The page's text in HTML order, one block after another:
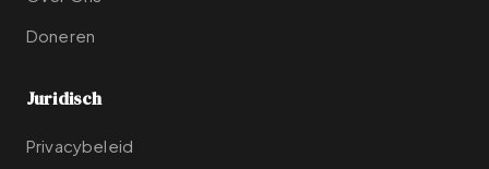
Doneren
Juridisch
Privacybeleid